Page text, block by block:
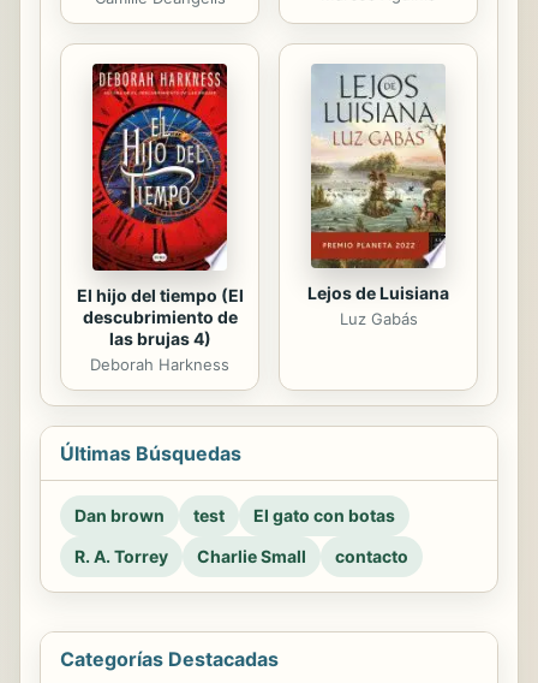
El hijo del tiempo (El
descubrimiento de
las brujas 4)
Deborah Harkness
Lejos de Luisiana
Luz Gabás
Últimas Búsquedas
Dan brown test
El gato con botas
R. A. Torrey
Charlie Small contacto
Categorías Destacadas